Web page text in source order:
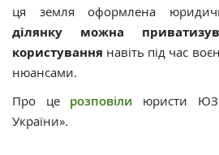
ця земля оформлена
ділянку можна
користування навіть під час
нюансами.
Про це розповіли юристи
України».